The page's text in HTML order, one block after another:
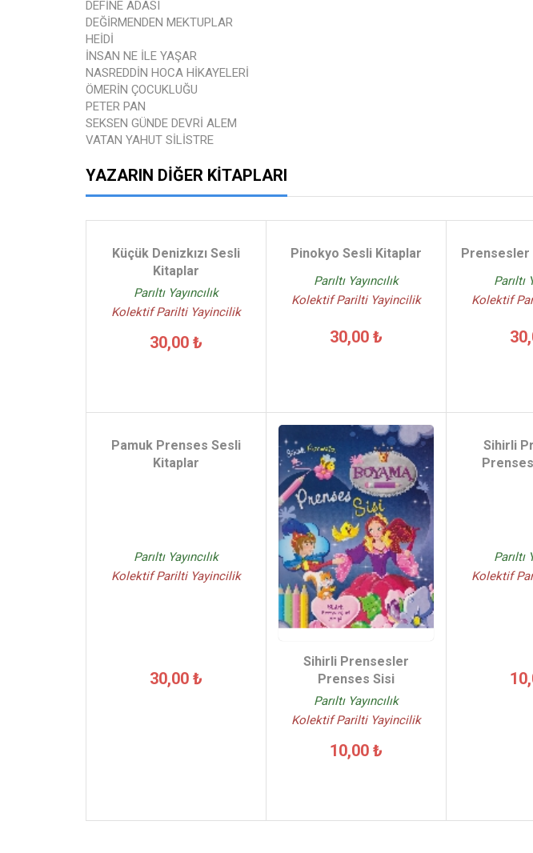
DEFİNE ADASI
DEĞİRMENDEN MEKTUPLAR
HEİDİ
İNSAN NE İLE YAŞAR
NASREDDİN HOCA HİKAYELERİ
ÖMERİN ÇOCUKLUĞU
PETER PAN
SEKSEN GÜNDE DEVRİ ALEM
VATAN YAHUT SİLİSTRE
YAZARIN DIĞER KITAPLARI
Küçük Denizkızı Sesli
Kitaplar
Parıltı Yayıncılık
Kolektif Parilti Yayincilik
30,00 ₺
Pinokyo Sesli Kitaplar
Parıltı Yayıncılık
Kolektif Parilti Yayincilik
30,00 ₺
Prensesler
Parıltı
Kolektif
Pamuk Prenses Sesli
Kitaplar
Parıltı Yayıncılık
Kolektif Parilti Yayincilik
30,00 ₺
Sihirli Prensesler
Prenses Sisi
Parıltı Yayıncılık
Kolektif Parilti Yayincilik
10,00 ₺
Sihirli
Parıltı
Kolektif